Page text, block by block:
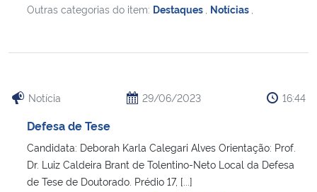
Outras categorias do item: Destaques Notícias
Notícia 29/06/2023 16:44
Defesa de Tese
Candidata: Deborah Karla Calegari Alves Orientação: Prof.
Dr. Luiz Caldeira Brant de Tolentino-Neto Local da Defesa
de Tese de Doutorado. Prédio 17, [...]